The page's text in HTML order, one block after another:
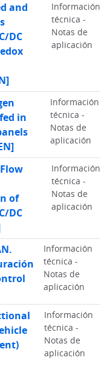
and
DC
Información
técnica -
Notas de
aplicación
in
Información
técnica -
Notas de
aplicación
of
DC
Información
técnica -
Notas de
aplicación
Información
técnica -
Notas de
aplicación
Información
técnica -
Notas de
aplicación